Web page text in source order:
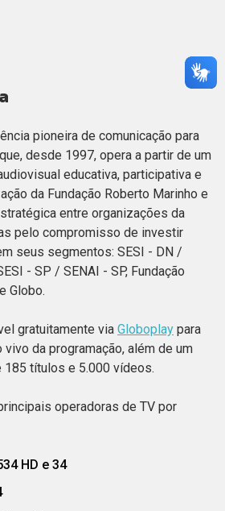
pioneira de comunicação para
desde 1997, opera a partir de um
educativa, participativa e
da Fundação Roberto Marinho e
entre organizações da
pelo compromisso de investir
seus segmentos: SESI - DN /
- SP / SENAI - SP, Fundação
Globo.
gratuitamente via Globoplay para
vivo da programação, além de um
títulos e 5.000 vídeos.
operadoras de TV por
HD e 34